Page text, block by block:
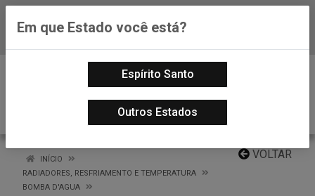
Baixe já nosso APP
VOLTAR
INÍCIO
RADIADORES, RESFRIAMENTO E TEMPERATURA
BOMBA D'AGUA
Em que Estado você está?
Espírito Santo
Outros Estados